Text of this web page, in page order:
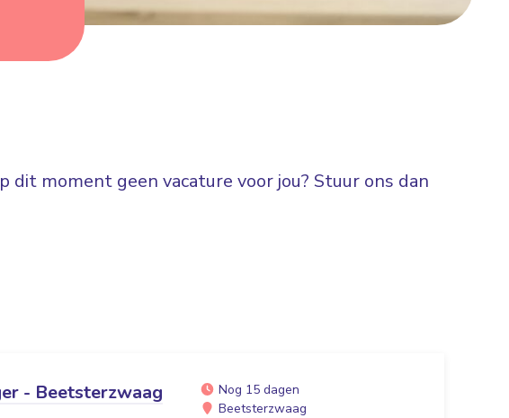
dit moment geen vacature voor jou? Stuur ons dan
- Beetsterzwaag
Nog 15 dagen
Beetsterzwaag